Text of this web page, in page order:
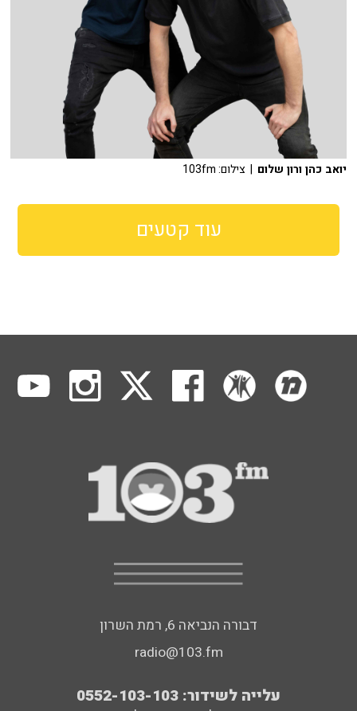
יואב כהן ורון שלום | צילום: 103fm
עוד קטעים
דבורה הנביאה 6, רמת השרון
radio@103.fm
עלייה לשידור: 0552-103-103